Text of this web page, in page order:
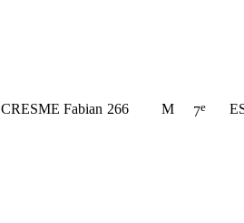
CRESME Fabian 266 M 7e